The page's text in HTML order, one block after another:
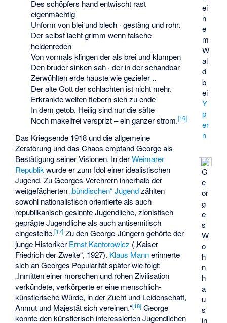
ei
n
e
m
W
al
d
b
ei
Y
p
er
n
G
e
or
g
e
s
W
o
h
n
h
a
u
s
in
Des schöpfers hand entwischt rast
eigenmächtig
Unform von blei und blech · gestäng und rohr.
Der selbst lacht grimm wenn falsche
heldenreden
Von vormals klingen der als brei und klumpen
Den bruder sinken sah · der in der schandbar
Zerwühlten erde hauste wie geziefer ..
Der alte Gott der schlachten ist nicht mehr.
Erkrankte welten fiebern sich zu ende
In dem getob. Heilig sind nur die säfte
Noch makelfrei versprizt – ein ganzer strom.[16]
Das Kriegsende 1918 und die allgemeine
Zerstörung und das Chaos empfand George als
Bestätigung seiner Visionen. In derWeimarer
Republikwurde er zum Idol einer idealistischen
Jugend. Zu Georges Verehrern innerhalb der
weitgefächerten„bündischen“ Jugendzählten
sowohl nationalistisch orientierte als auch
republikanisch gesinnte Jugendliche, zionistisch
geprägte Jugendliche als auch antisemitisch
eingestellte.[17] Zu den George-Jüngern gehörte der
junge Historiker Ernst Kantorowicz („Kaiser
Friedrich der Zweite“, 1927). Klaus Mannerinnerte
sich an Georges Popularität später wie folgt:
„Inmitten einer morschen und rohen Zivilisation
verkündete, verkörperte er eine menschlich-
künstlerische Würde, in der Zucht und Leidenschaft,
Anmut und Majestät sich vereinen.“[18] George
konnte den künstlerisch interessierten Jugendlichen